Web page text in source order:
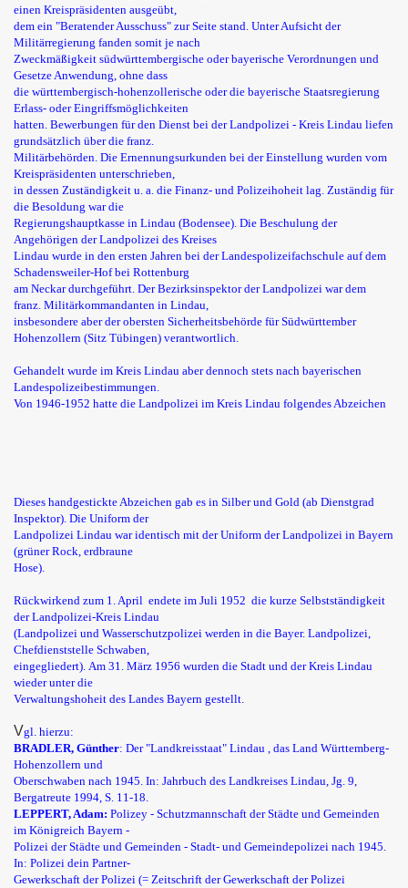
einen Kreispräsidenten ausgeübt,
dem ein "Beratender Ausschuss" zur Seite stand. Unter Aufsicht der
Militärregierung fanden somit je nach
Zweckmäßigkeit südwürttembergische oder bayerische Verordnungen und
Gesetze Anwendung, ohne dass
die württembergisch-hohenzollerische oder die bayerische Staatsregierung
Erlass- oder Eingriffsmöglichkeiten
hatten. Bewerbungen für den Dienst bei der Landpolizei - Kreis Lindau liefen
grundsätzlich über die franz.
Militärbehörden. Die Ernennungsurkunden bei der Einstellung wurden vom
Kreispräsidenten unterschrieben,
in dessen Zuständigkeit u. a. die Finanz- und Polizeihoheit lag. Zuständig für
die Besoldung war die
Regierungshauptkasse in Lindau (Bodensee). Die Beschulung der
Angehörigen der Landpolizei des Kreises
Lindau wurde in den ersten Jahren bei der Landespolizeifachschule auf dem
Schadensweiler-Hof bei Rottenburg
am Neckar durchgeführt. Der Bezirksinspektor der Landpolizei war dem
franz. Militärkommandanten in Lindau,
insbesondere aber der obersten Sicherheitsbehörde für Südwürttember
Hohenzollern (Sitz Tübingen) verantwortlich.
Gehandelt wurde im Kreis Lindau aber dennoch stets nach bayerischen
Landespolizeibestimmungen.
Von 1946-1952 hatte die Landpolizei im Kreis Lindau folgendes Abzeichen
Dieses handgestickte Abzeichen gab es in Silber und Gold (ab Dienstgrad
Inspektor). Die Uniform der
Landpolizei Lindau war identisch mit der Uniform der Landpolizei in Bayern
(grüner Rock, erdbraune
Hose).
Rückwirkend zum 1. April endete im Juli 1952 die kurze Selbstständigkeit
der Landpolizei-Kreis Lindau
(Landpolizei und Wasserschutzpolizei werden in die Bayer. Landpolizei,
Chefdienststelle Schwaben,
eingegliedert). Am 31. März 1956 wurden die Stadt und der Kreis Lindau
wieder unter die
Verwaltungshoheit des Landes Bayern gestellt.
Vgl. hierzu:
BRADLER, Günther: Der "Landkreisstaat" Lindau , das Land Württemberg-
Hohenzollern und
Oberschwaben nach 1945. In: Jahrbuch des Landkreises Lindau, Jg. 9,
Bergatreute 1994, S. 11-18.
LEPPERT, Adam: Polizey - Schutzmannschaft der Städte und Gemeinden
im Königreich Bayern -
Polizei der Städte und Gemeinden - Stadt- und Gemeindepolizei nach 1945.
In: Polizei dein Partner-
Gewerkschaft der Polizei (= Zeitschrift der Gewerkschaft der Polizei